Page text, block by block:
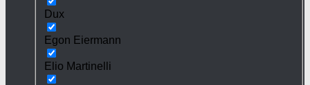
Dux
Egon Eiermann
Elio Martinelli